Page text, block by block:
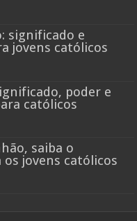
significado e
jovens católicos
poder e
católicos
saiba o
jovens católicos